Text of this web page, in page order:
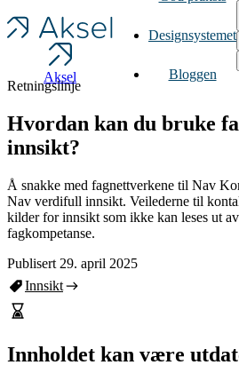
Aksel
Designsystemet
Bloggen
Retningslinje
Hvordan kan du bruke
innsikt?
Å snakke med fagnettverkene til Nav
Nav verdifull innsikt. Veilederne til
kilder for innsikt som ikke kan leses ut
fagkompetanse.
Publisert 29. april 2025
Innsikt
Innholdet kan være